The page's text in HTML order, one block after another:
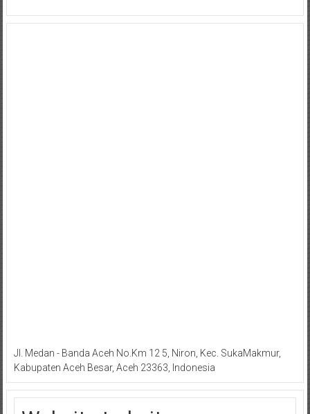
Jl. Medan - Banda Aceh No.Km 12 5, Niron, Kec. SukaMakmur,
Kabupaten Aceh Besar, Aceh 23363, Indonesia